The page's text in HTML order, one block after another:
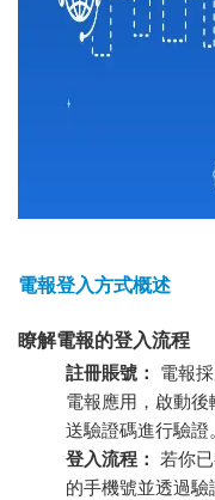
電報登入方式概述
瞭解電報的登入流程
註冊賬號：
電報
電報應用，啟動
送驗證碼進行驗證
登入流程：
若你
的手機號並透過驗